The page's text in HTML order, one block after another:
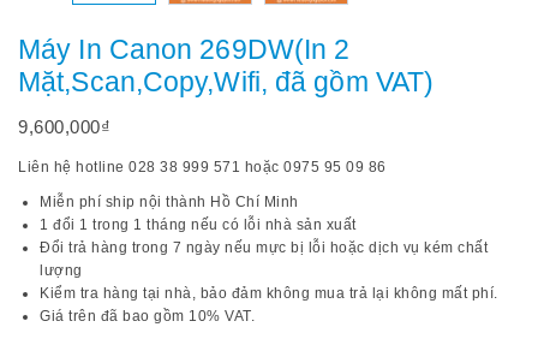
Máy In Canon 269DW(In 2
Mặt,Scan,Copy,Wifi, đã gồm VAT)
9,600,000₫
Liên hệ hotline 028 38 999 571 hoặc 0975 95 09 86
Miễn phí ship nội thành Hồ Chí Minh
1 đổi 1 trong 1 tháng nếu có lỗi nhà sản xuất
Đổi trả hàng trong 7 ngày nếu mực bị lỗi hoặc dịch vụ kém chất
lượng
Kiểm tra hàng tại nhà, bảo đảm không mua trả lại không mất phí.
Giá trên đã bao gồm 10% VAT.